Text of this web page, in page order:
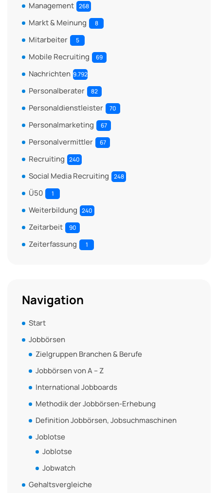
Management 268
Markt & Meinung 8
Mitarbeiter 5
Mobile Recruiting 69
Nachrichten 9.792
Personalberater 82
Personaldienstleister 70
Personalmarketing 67
Personalvermittler 67
Recruiting 240
Social Media Recruiting 248
Ü50 1
Weiterbildung 240
Zeitarbeit 90
Zeiterfassung 1
Navigation
Start
Jobbörsen
Zielgruppen Branchen & Berufe
Jobbörsen von A – Z
International Jobboards
Methodik der Jobbörsen-Erhebung
Definition Jobbörsen, Jobsuchmaschinen
Joblotse
Joblotse
Jobwatch
Gehaltsvergleiche